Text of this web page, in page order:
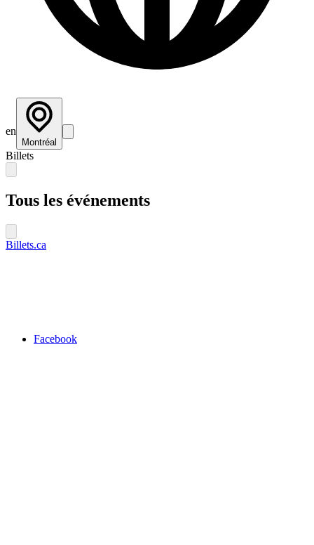
en
Montréal
Billets
Tous les événements
Billets.ca
Facebook